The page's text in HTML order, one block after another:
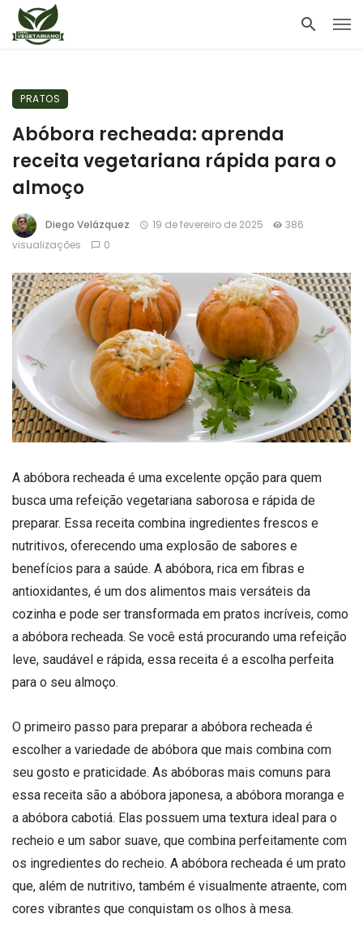
PRATOS
Abóbora recheada: aprenda
receita vegetariana rápida para o
almoço
Diego Velázquez 19 de fevereiro de 2025
386
visualizações
0
A abóbora recheada é uma excelente opção para quem
busca uma refeição vegetariana saborosa e rápida de
preparar. Essa receita combina ingredientes frescos e
nutritivos, oferecendo uma explosão de sabores e
benefícios para a saúde. A abóbora, rica em fibras e
antioxidantes, é um dos alimentos mais versáteis da
cozinha e pode ser transformada em pratos incríveis, como
a abóbora recheada. Se você está procurando uma refeição
leve, saudável e rápida, essa receita é a escolha perfeita
para o seu almoço.
O primeiro passo para preparar a abóbora recheada é
escolher a variedade de abóbora que mais combina com
seu gosto e praticidade. As abóboras mais comuns para
essa receita são a abóbora japonesa, a abóbora moranga e
a abóbora cabotiá. Elas possuem uma textura ideal para o
recheio e um sabor suave, que combina perfeitamente com
os ingredientes do recheio. A abóbora recheada é um prato
que, além de nutritivo, também é visualmente atraente, com
cores vibrantes que conquistam os olhos à mesa.